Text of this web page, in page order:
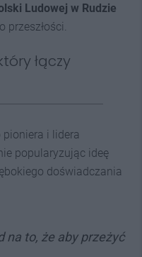
Ludowej w Rudzie
przeszłości.
łączy
i lidera
popularyzując ideę
doświadczania
na to, że aby przeżyć